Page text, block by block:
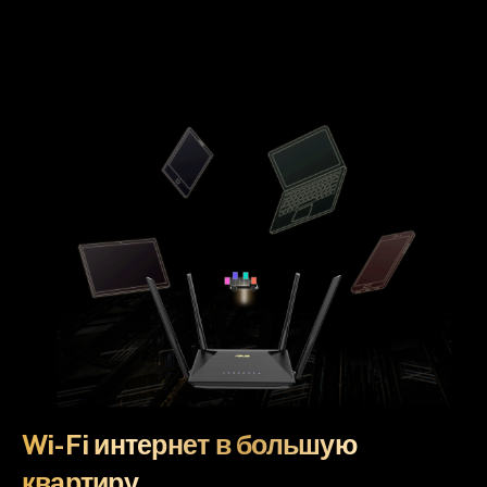
Wi-Fi интернет в большую